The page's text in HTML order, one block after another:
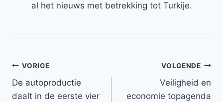
al het nieuws met betrekking tot Turkije.
Bericht
navigatie
VORIGE
De autoproductie
daalt in de eerste vier
VOLGENDE
Veiligheid en
economie topagenda